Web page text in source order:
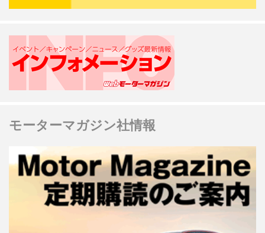
モーターマガジン社情報